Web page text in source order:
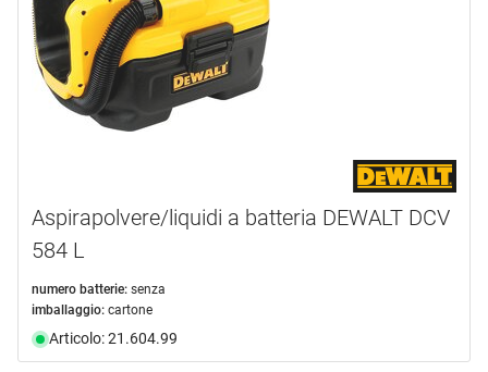
Aspirapolvere/liquidi a batteria DEWALT DCV
584 L
numero batterie: senza
imballaggio: cartone
Articolo: 21.604.99